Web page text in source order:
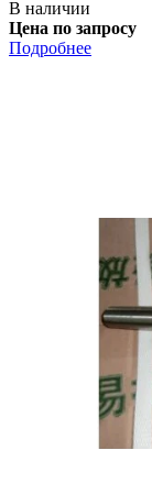
В наличии
Цена по запросу
Подробнее